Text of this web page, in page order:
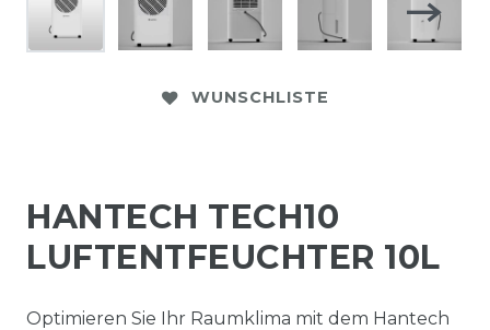
WUNSCHLISTE
HANTECH TECH10
LUFTENTFEUCHTER 10L
Optimieren Sie Ihr Raumklima mit dem Hantech